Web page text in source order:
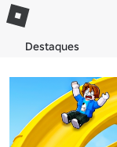
Destaques